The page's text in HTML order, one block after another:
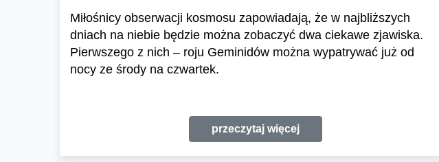
Miłośnicy obserwacji kosmosu zapowiadają, że w najbliższych
dniach na niebie będzie można zobaczyć dwa ciekawe zjawiska.
Pierwszego z nich – roju Geminidów można wypatrywać już od
nocy ze środy na czwartek.
przeczytaj więcej